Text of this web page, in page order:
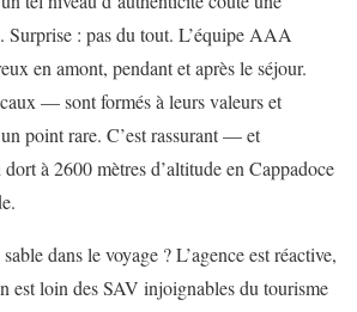
Surprise : pas du tout. L’équipe AAA
en amont, pendant et après le séjour.
— sont formés à leurs valeurs et
point rare. C’est rassurant — et
à 2600 mètres d’altitude en Cappadoce
dans le voyage ? L’agence est réactive,
est loin des SAV injoignables du tourisme